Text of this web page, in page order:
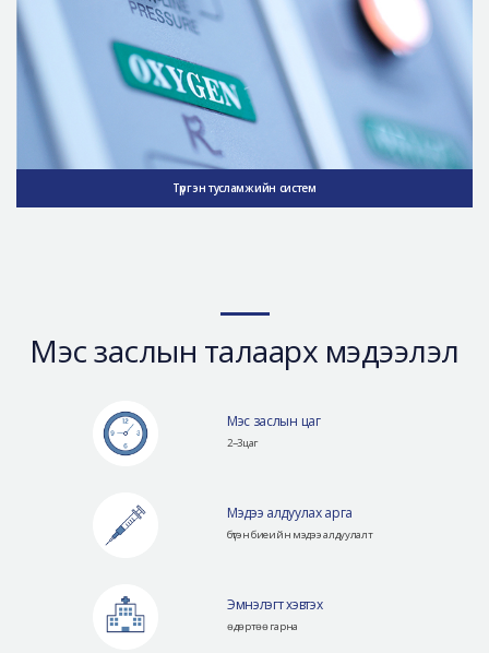
Түргэн тусламжийн систем
Мэс заслын талаарх мэдээлэл
Мэс заслын цаг
2~3цаг
Мэдээ алдуулах арга
бүтэн биеийн мэдээ алдуулалт
Эмнэлэгт хэвтэх
өдөртөө гарна